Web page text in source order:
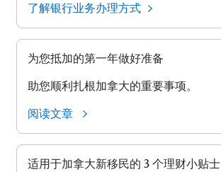
了解银行业务办理方式
为您抵加的第一年做好准备
助您顺利扎根加拿大的重要事项。
阅读文章
适用于加拿大新移民的 3 个理财小贴士